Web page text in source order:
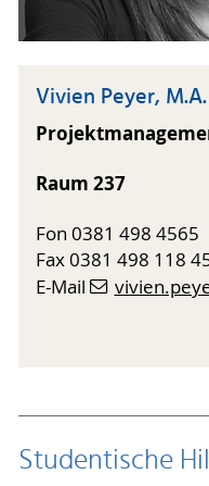
Vivien Peyer, M.A.
Raum 237
Fon 0381 498 4565
Fax 0381 498 118
E-Mail
Studentische